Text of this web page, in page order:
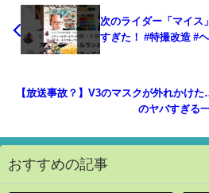
次のライダー「マイス
すぎた！ #特撮改造 #
【放送事故？】V3のマスクが外れかけ
のヤバすぎる
おすすめの記事